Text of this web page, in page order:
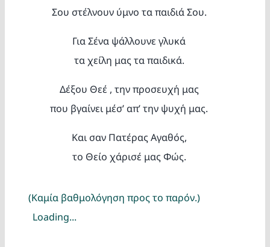
Σου στέλνουν ύμνο τα παιδιά Σου.
Για Σένα ψάλλουνε γλυκά
τα χείλη μας τα παιδικά.
Δέξου Θεέ , την προσευχή μας
που βγαίνει μέσ’ απ’ την ψυχή μας.
Και σαν Πατέρας Αγαθός,
το Θείο χάρισέ μας Φώς.
(Καμία βαθμολόγηση προς το παρόν.)
Loading...